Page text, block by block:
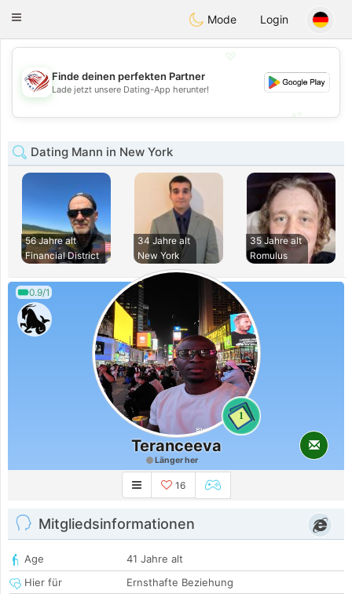
Dating
Toggle
Mode Login
💖
💕
Finde deinen perfekten Partner
Lade jetzt unsere Dating-App herunter!
Dating Mann in New York
56 Jahre alt
Financial District
34 Jahre alt
New York
35 Jahre alt
Romulus
0.9/1
1
Teranceeva
Länger her
16
Mitgliedsinformationen
Age
41 Jahre alt
Hier für
Ernsthafte Beziehung